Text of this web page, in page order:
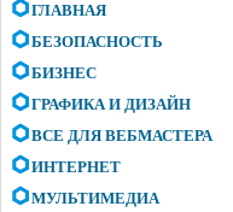
ГЛАВНАЯ
БЕЗОПАСНОСТЬ
БИЗНЕС
ГРАФИКА И ДИЗАЙН
ВСЕ ДЛЯ ВЕБМАСТЕРА
ИНТЕРНЕТ
МУЛЬТИМЕДИА